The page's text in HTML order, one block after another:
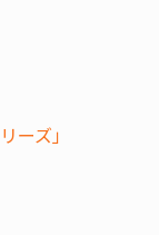
ーズ」
】用途別に5機種
化の必要性とは？
めの具体的な進め
を徹底解説